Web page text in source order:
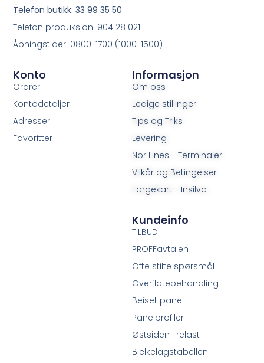
Informasjon
Om oss
Ledige stillinger
Tips og Triks
Levering
Nor Lines - Terminaler
Vilkår og Betingelser
Fargekart - Insilva
Konto
Ordrer
Kontodetaljer
Adresser
Favoritter
Kundeinfo
TILBUD
PROFFavtalen
Ofte stilte spørsmål
Overflatebehandling
Beiset panel
Panelprofiler
Østsiden Trelast
Bjelkelagstabellen
Telefon butikk: 33 99 35 50
Telefon produksjon: 904 28 021
Åpningstider: 0800-1700 (1000-1500)